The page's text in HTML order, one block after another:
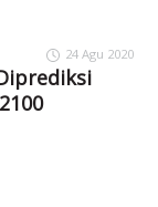
24 Agu 2020